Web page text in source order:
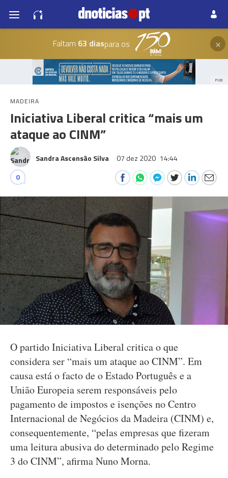
Faltam 63 diaspara os ×
PUB
MADEIRA
Iniciativa Liberal critica “mais um
ataque ao CINM”
Sandra Ascensão Silva 07 dez 2020 14:44
0
O partido Iniciativa Liberal critica o que
considera ser “mais um ataque ao CINM”. Em
causa está o facto de o Estado Português e a
União Europeia serem responsáveis pelo
pagamento de impostos e isenções no Centro
Internacional de Negócios da Madeira (CINM) e,
consequentemente, “pelas empresas que fizeram
uma leitura abusiva do determinado pelo Regime
3 do CINM”, afirma Nuno Morna.